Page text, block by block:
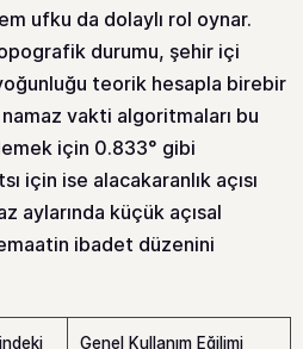
ufku da dolaylı rol oynar.
durumu, şehir içi
teorik hesapla birebir
vakti algoritmaları bu
için 0.833° gibi
için ise alacakaranlık açısı
aylarında küçük açısal
ibadet düzenini
Genel Kullanım Eğilimi